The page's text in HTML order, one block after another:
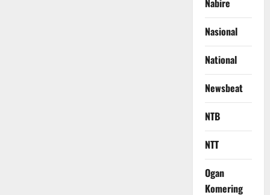
Nabire
Nasional
National
Newsbeat
NTB
NTT
Ogan
Komering